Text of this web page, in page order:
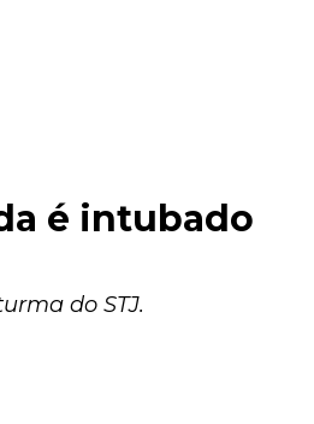
é intubado
do STJ.